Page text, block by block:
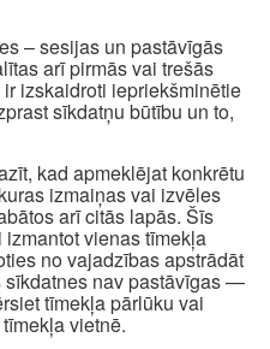
– sesijas un pastāvīgās
arī pirmās vai trešās
izskaidroti iepriekšminētie
sīkdatņu būtību un to,
kad apmeklējat konkrētu
izmaiņas vai izvēles
arī citās lapās. Šīs
vienas tīmekļa
no vajadzības apstrādāt
sīkdatnes nav pastāvīgas —
tīmekļa pārlūku vai
vietnē.